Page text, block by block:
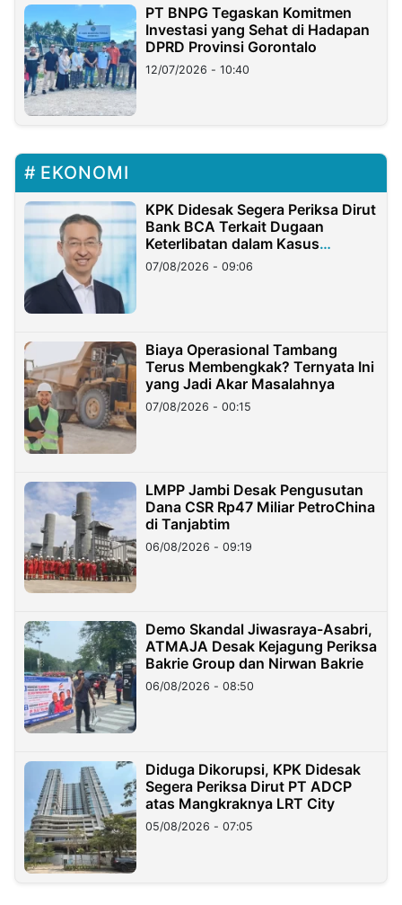
PT BNPG Tegaskan Komitmen
Investasi yang Sehat di Hadapan
DPRD Provinsi Gorontalo
12/07/2026 - 10:40
EKONOMI
KPK Didesak Segera Periksa Dirut
Bank BCA Terkait Dugaan
Keterlibatan dalam Kasus
Hilangnya Dana Nasabah Rp2,58
Miliar
07/08/2026 - 09:06
Biaya Operasional Tambang
Terus Membengkak? Ternyata Ini
yang Jadi Akar Masalahnya
07/08/2026 - 00:15
LMPP Jambi Desak Pengusutan
Dana CSR Rp47 Miliar PetroChina
di Tanjabtim
06/08/2026 - 09:19
Demo Skandal Jiwasraya-Asabri,
ATMAJA Desak Kejagung Periksa
Bakrie Group dan Nirwan Bakrie
06/08/2026 - 08:50
Diduga Dikorupsi, KPK Didesak
Segera Periksa Dirut PT ADCP
atas Mangkraknya LRT City
05/08/2026 - 07:05